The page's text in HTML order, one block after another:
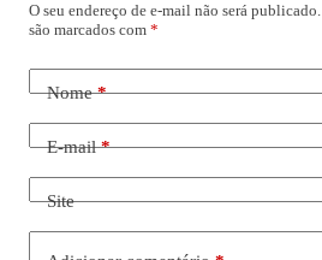
O seu endereço de e-mail não será publicado.
são marcados com *
Nome*
E-mail*
Site